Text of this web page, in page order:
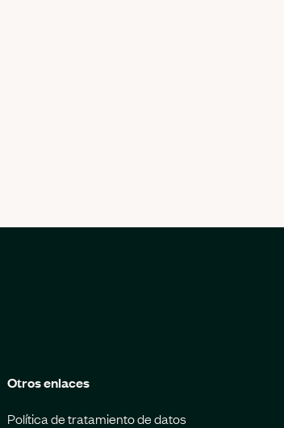
Otros enlaces
Política de tratamiento de datos